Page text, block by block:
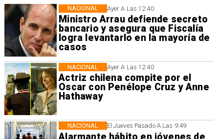
Ayer A Las 12:40
Ministro Arrau defiende secreto
bancario y asegura que Fiscalía
logra levantarlo en la mayoría de
casos
NACIONAL
Ayer A Las 12:40
Actriz chilena compite por el
Oscar con Penélope Cruz y Anne
Hathaway
NACIONAL
El Jueves Pasado A Las 9:49
Alarmante hábito en jóvenes de
NACIONAL